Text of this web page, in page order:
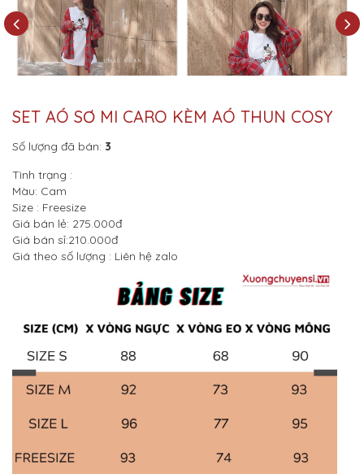
SET AÓ SƠ MI CARO KÈM AÓ THUN COSY
Số lượng đã bán: 3
Tình trạng :
Màu: Cam
Size : Freesize
Giá bán lẻ: 275.000đ
Giá bán sỉ:210.000đ
Giá theo số lượng : Liên hệ zalo